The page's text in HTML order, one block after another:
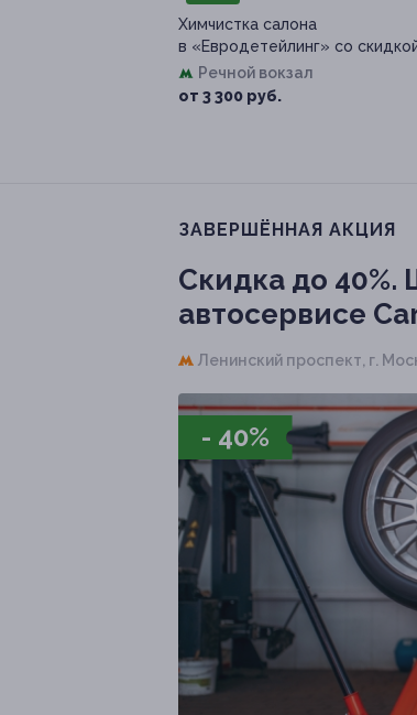
Химчистка салона
в «Евродетейлинг» со
Речной вокзал
от 3 300 руб.
ЗАВЕРШЁННАЯ АКЦИЯ
Скидка до 40%.
автосервисе
Ленинский проспект, г.
- 40%